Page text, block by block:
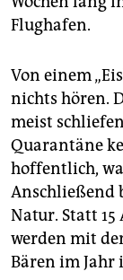
Flughafen.
Von einem
nichts hören.
meist
Quarantäne
hoffentlich,
Anschließend
Natur. Statt 15
werden mit
Bären im Jahr